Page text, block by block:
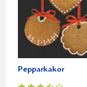
Pepparkakor